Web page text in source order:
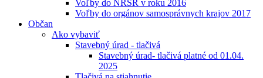
Voľby do NRSR v roku 2016
Voľby do orgánov samosprávnych krajov 2017
Občan
Ako vybaviť
Stavebný úrad - tlačivá
Stavebný úrad- tlačivá platné od 01.04.
2025